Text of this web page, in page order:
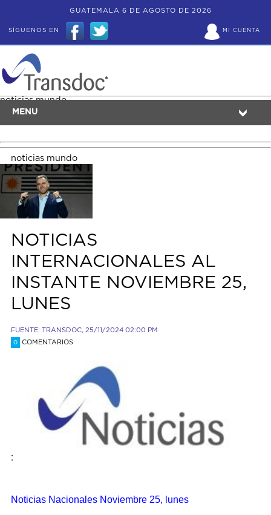
GUATEMALA 6 DE AGOSTO DE 2026
MI CUENTA
SÍGUENOS EN
MENU
noticias mundo
noticias mundo
NOTICIAS
INTERNACIONALES AL
INSTANTE NOVIEMBRE 25,
LUNES
FUENTE: TRANSDOC, 25/11/2024 02:00 PM
0 COMENTARIOS
:
Noticias Nacionales Noviembre 25, lunes